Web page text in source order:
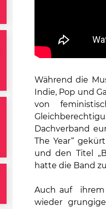
Während die
Indie, Pop und
von
Dachverband
The Year“
und den Titel
hatte die Band
Auch auf ihrem
wieder